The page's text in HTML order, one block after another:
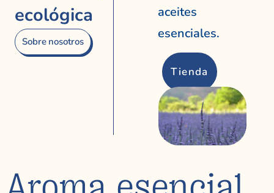
ecológica
Sobre nosotros
aceites
esenciales.
Tienda